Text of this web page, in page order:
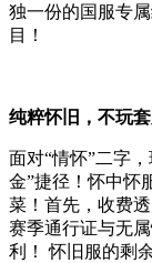
独一份的国服专
目！
纯粹怀旧，不玩
面对“情怀”二字
金”捷径！怀中怀
菜！首先，收费
赛季通行证与无
利！ 怀旧服的剩